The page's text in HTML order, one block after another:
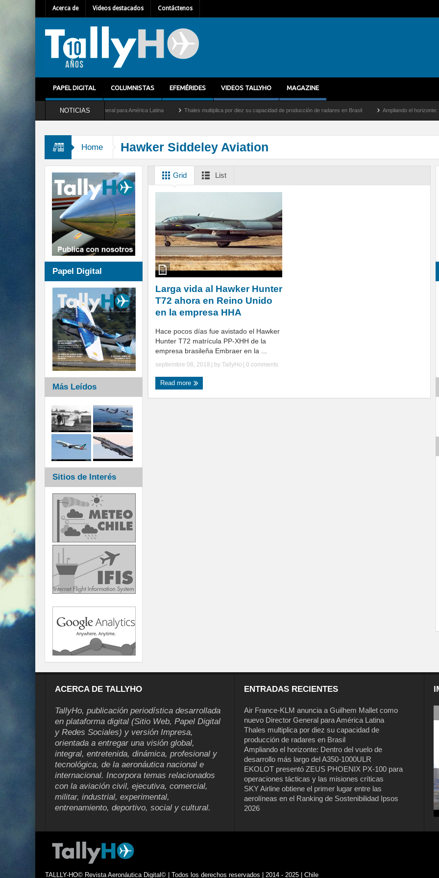
Acerca de Videos destacados Contáctenos
PAPEL DIGITAL COLUMNISTAS EFEMÉRIDES VIDEOS TALLYHO MAGAZINE
NOTICIAS
Mallet como nuevo Director General para América Latina Thales multiplica por diez su capacidad de producción de radares en Brasil Ampliando el horizonte: Dentro
Home Hawker Siddeley Aviation
Grid List
Larga vida al Hawker Hunter
T72 ahora en Reino Unido
en la empresa HHA
Hace pocos días fue avistado el Hawker
Hunter T72 matrícula PP-XHH de la
empresa brasileña Embraer en la ...
septiembre 08, 2018 | by TallyHo 0 comments
Read more
Papel Digital
Más Leídos
Sitios de Interés
ACERCA DE TALLYHO
TallyHo, publicación periodística desarrollada
en plataforma digital (Sitio Web, Papel Digital
y Redes Sociales) y versión Impresa,
orientada a entregar una visión global,
integral, entretenida, dinámica, profesional y
tecnológica, de la aeronáutica nacional e
internacional. Incorpora temas relacionados
con la aviación civil, ejecutiva, comercial,
militar, industrial, experimental,
entrenamiento, deportivo, social y cultural.
ENTRADAS RECIENTES
Air France-KLM anuncia a Guilhem Mallet como
nuevo Director General para América Latina
Thales multiplica por diez su capacidad de
producción de radares en Brasil
Ampliando el horizonte: Dentro del vuelo de
desarrollo más largo del A350-1000ULR
EKOLOT presentó ZEUS PHOENIX PX-100 para
operaciones tácticas y las misiones críticas
SKY Airline obtiene el primer lugar entre las
aerolíneas en el Ranking de Sostenibilidad Ipsos
2026
TALLLY-HO© Revista Aeronáutica Digital© | Todos los derechos reservados | 2014 - 2025 | Chile